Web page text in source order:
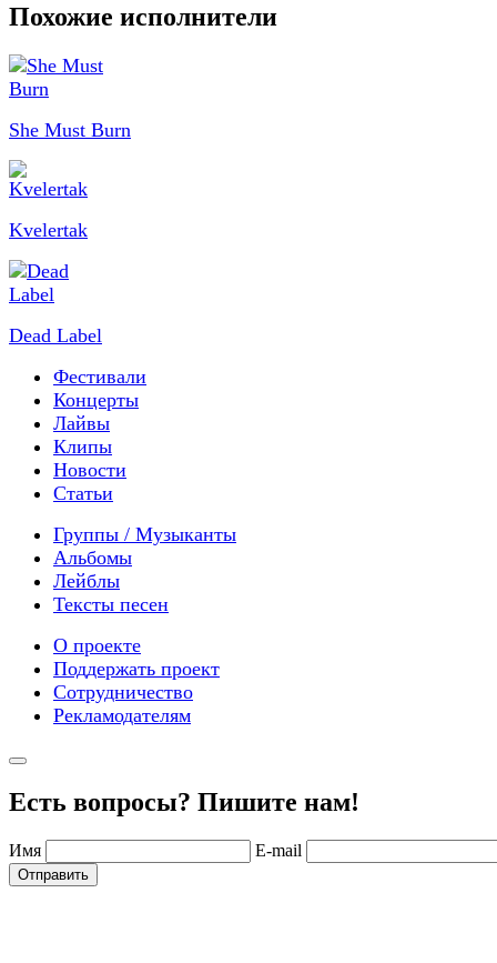
Похожие исполнители
She Must Burn
Kvelertak
Dead Label
Фестивали
Концерты
Лайвы
Клипы
Новости
Статьи
Группы / Музыканты
Альбомы
Лейблы
Тексты песен
О проекте
Поддержать проект
Сотрудничество
Рекламодателям
Есть вопросы? Пишите нам!
Имя E-mail